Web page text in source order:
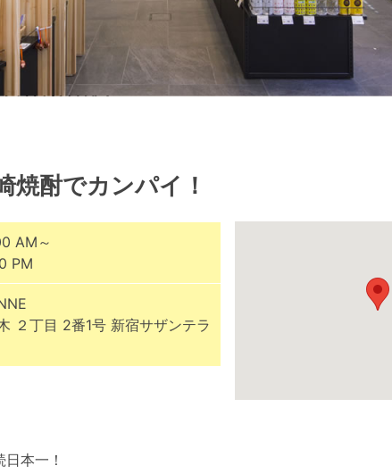
焼酎でカンパイ！
AM～
PM
２丁目 2番1号 新宿サザンテラ
本一！